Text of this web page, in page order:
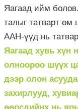
Яагаад ийм
талыг татварт өм
ААН-үүд нь
Яагаад хувь хүн
олноороо шүүх
дээр олон
захирлууд,